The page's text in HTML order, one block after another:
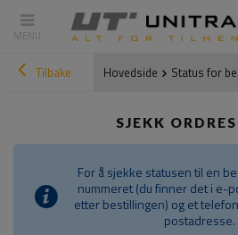
Tilbake Hovedside Status for
SJEKK
For å sjekke statusen til en
nummeret (du finner det i e-
etter bestillingen) og et
postadresse.